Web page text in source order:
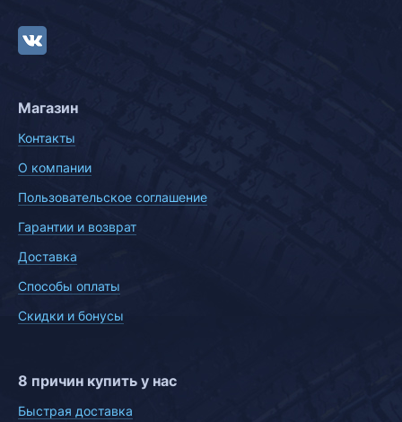
Магазин
Контакты
О компании
Пользовательское соглашение
Гарантии и возврат
Доставка
Способы оплаты
Скидки и бонусы
8 причин купить у нас
Быстрая доставка